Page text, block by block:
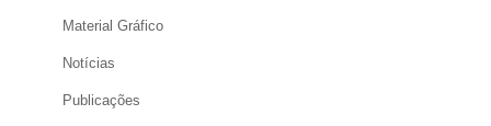
Material Gráfico
Notícias
Publicações